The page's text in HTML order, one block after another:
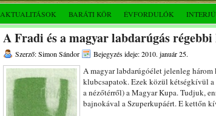
AKTUALITÁSOK BARÁTI KÖR ÉVFORDULÓK
A Fradi és a magyar labdarúgás
Szerző: Simon Sándor Bejegyzés ideje: 2010. január 25.
A magyar labdarúgóélet jelenleg
klubcsapatok. Ezek közül kétségkívül a
a nézőtérről) a Magyar Kupa. Tudjuk,
bajnokával a Szuperkupáért. E kettőn